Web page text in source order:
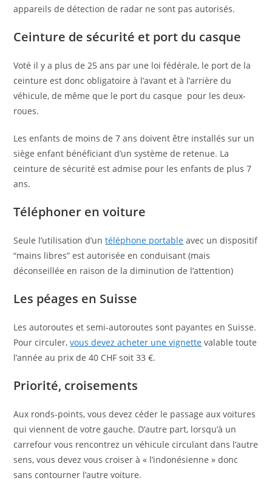
appareils de détection de radar ne sont pas autorisés.
Ceinture de sécurité et port du casque
Voté il y a plus de 25 ans par une loi fédérale, le port de la
ceinture est donc obligatoire à l’avant et à l’arrière du
véhicule, de même que le port du casque pour les deux-
roues.
Les enfants de moins de 7 ans doivent être installés sur un
siège enfant bénéficiant d’un système de retenue. La
ceinture de sécurité est admise pour les enfants de plus 7
ans.
Téléphoner en voiture
Seule l’utilisation d’untéléphone portable avec un dispositif
“mains libres” est autorisée en conduisant (mais
déconseillée en raison de la diminution de l’attention)
Les péages en Suisse
Les autoroutes et semi-autoroutes sont payantes en Suisse.
Pour circuler,vous devez acheter une vignette valable toute
l’année au prix de 40 CHF soit 33 €.
Priorité, croisements
Aux ronds-points, vous devez céder le passage aux voitures
qui viennent de votre gauche. D’autre part, lorsqu’à un
carrefour vous rencontrez un véhicule circulant dans l’autre
sens, vous devez vous croiser à « l’indonésienne » donc
sans contourner l’autre voiture.